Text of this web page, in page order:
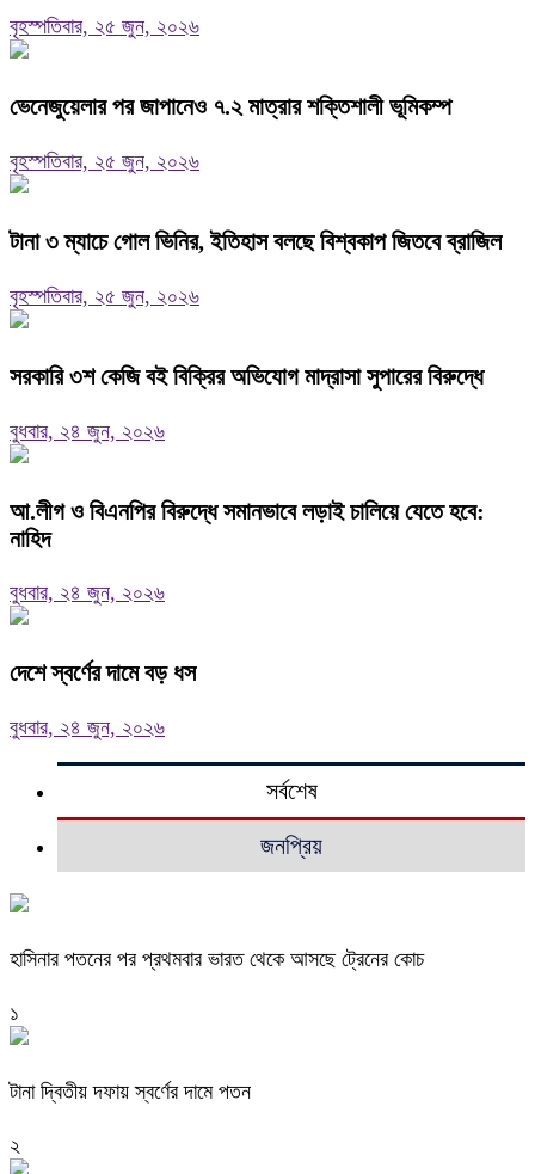
বৃহস্পতিবার, ২৫ জুন, ২০২৬
ভেনেজুয়েলার পর জাপানেও ৭.২ মাত্রার শক্তিশালী ভূমিকম্প
বৃহস্পতিবার, ২৫ জুন, ২০২৬
টানা ৩ ম্যাচে গোল ভিনির, ইতিহাস বলছে বিশ্বকাপ জিতবে ব্রাজিল
বৃহস্পতিবার, ২৫ জুন, ২০২৬
সরকারি ৩শ কেজি বই বিক্রির অভিযোগ মাদ্রাসা সুপারের বিরুদ্ধে
বুধবার, ২৪ জুন, ২০২৬
আ.লীগ ও বিএনপির বিরুদ্ধে সমানভাবে লড়াই চালিয়ে যেতে হবে:
নাহিদ
বুধবার, ২৪ জুন, ২০২৬
দেশে স্বর্ণের দামে বড় ধস
বুধবার, ২৪ জুন, ২০২৬
সর্বশেষ
জনপ্রিয়
হাসিনার পতনের পর প্রথমবার ভারত থেকে আসছে ট্রেনের কোচ
১
টানা দ্বিতীয় দফায় স্বর্ণের দামে পতন
২